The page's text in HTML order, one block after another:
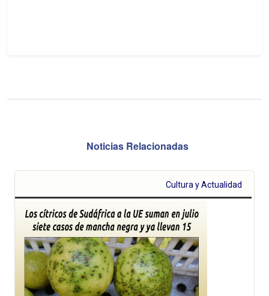
Noticias Relacionadas
Cultura y Actualidad